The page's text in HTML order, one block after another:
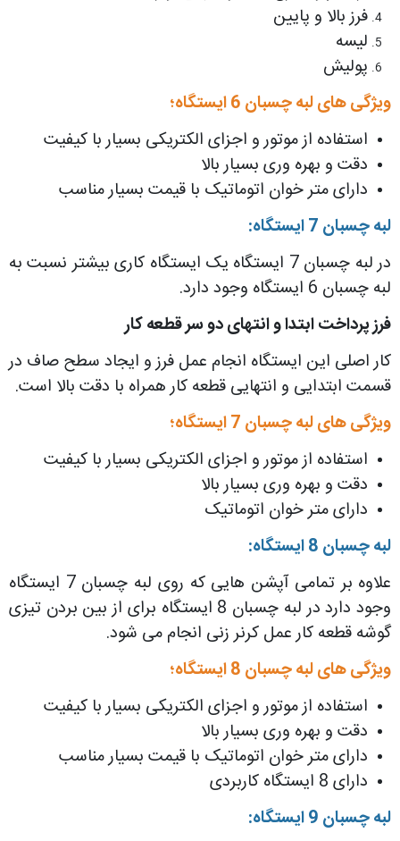
فرز بالا و پایین
لیسه
پولیش
ویژگی های لبه چسبان 6 ایستگاه؛
استفاده از موتور و اجزای الکتریکی بسیار با کیفیت
دقت و بهره وری بسیار بالا
دارای متر خوان اتوماتیک با قیمت بسیار مناسب
لبه چسبان 7 ایستگاه:
در لبه چسبان 7 ایستگاه یک ایستگاه کاری بیشتر نسبت به
لبه چسبان 6 ایستگاه وجود دارد.
فرز پرداخت ابتدا و انتهای دو سر قطعه کار
کار اصلی این ایستگاه انجام عمل فرز و ایجاد سطح صاف در
قسمت ابتدایی و انتهایی قطعه کار همراه با دقت بالا است.
ویژگی های لبه چسبان 7 ایستگاه؛
استفاده از موتور و اجزای الکتریکی بسیار با کیفیت
دقت و بهره وری بسیار بالا
دارای متر خوان اتوماتیک
لبه چسبان 8 ایستگاه:
علاوه بر تمامی آپشن هایی که روی لبه چسبان 7 ایستگاه
وجود دارد در لبه چسبان 8 ایستگاه برای از بین بردن تیزی
گوشه قطعه کار عمل کرنر زنی انجام می شود.
ویژگی های لبه چسبان 8 ایستگاه؛
استفاده از موتور و اجزای الکتریکی بسیار با کیفیت
دقت و بهره وری بسیار بالا
دارای متر خوان اتوماتیک با قیمت بسیار مناسب
دارای 8 ایستگاه کاربردی
لبه چسبان 9 ایستگاه: